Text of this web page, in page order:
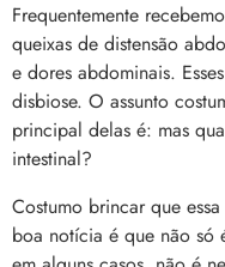
Frequentemente
queixas de distensão
e dores abdominais.
disbiose. O assunto
principal delas é: mas
intestinal?
Costumo brincar que
boa notícia é que não só